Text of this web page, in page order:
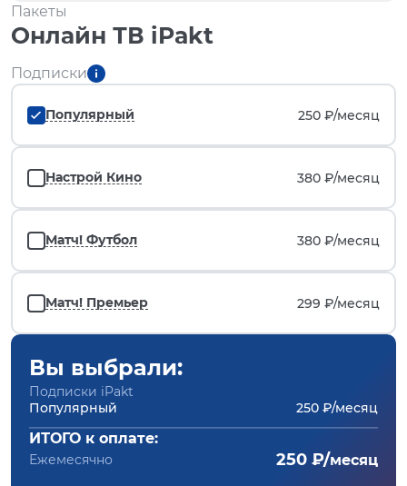
Пакеты
Онлайн ТВ iPakt
Подписки
Популярный 250 ₽/месяц
Настрой Кино 380 ₽/месяц
Матч! Футбол 380 ₽/месяц
Матч! Премьер 299 ₽/месяц
Вы выбрали:
Подписки iPakt
Популярный
250 ₽/месяц
ИТОГО к оплате:
Ежемесячно 250 ₽/месяц